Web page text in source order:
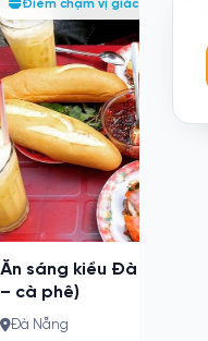
Điểm chạm vị giác
Maison Du Roi – Điểm
Thực Giữa Làng Pháp Cổ
Mercure Danang French
Hills, thôn An Sơn, xã Bà Nà,
Đà Nẵng
Nằm trên con đường đi bộ thơ
Làng Pháp tại Mercure Danang
Village...